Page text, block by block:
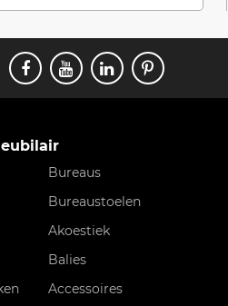
Bureaus
Bureaustoelen
Akoestiek
Balies
Accessoires